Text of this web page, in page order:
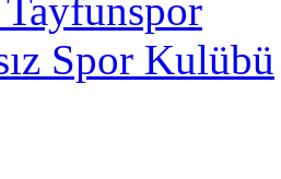
Spor Kulübü